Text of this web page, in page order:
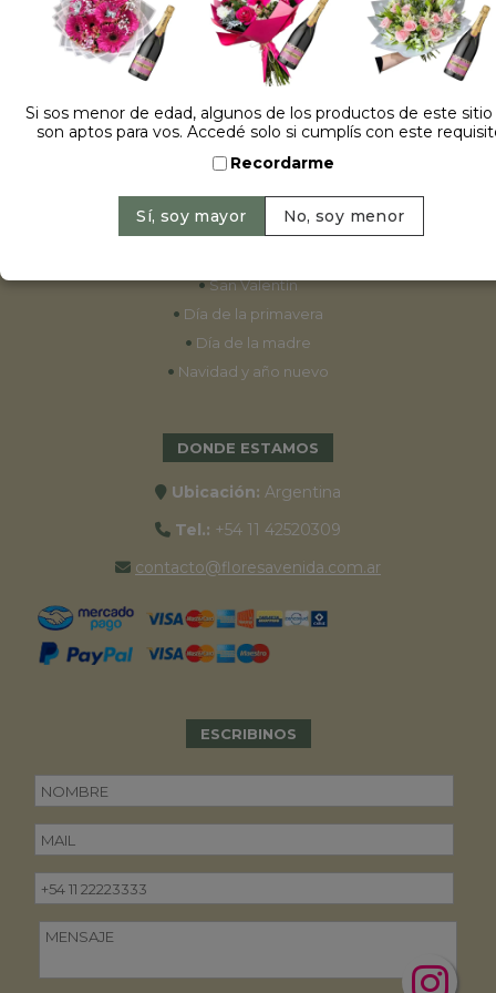
ESPECIALES
•Cumpleaños
•15 años
• Bodas
•Aniversarios
•Graduaciones
•San Valentín
• Día de la primavera
• Día de la madre
• Navidad y año nuevo
DONDE ESTAMOS
Ubicación: Argentina
Tel.: +54 11 42520309
contacto@floresavenida.com.ar
ESCRIBINOS
Si sos menor de edad, algunos de los productos de este
son aptos para vos. Accedé solo si cumplís con este
Recordarme